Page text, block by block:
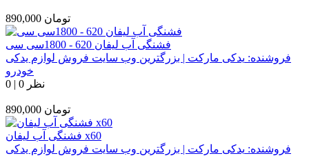
890,000 تومان
فشنگی آب لیفان 620 - 1800سی سی
فروشنده: یدکی مارکت | بزرگترین وب سایت فروش لوازم یدکی
خودرو
0 | 0 نظر
890,000 تومان
فشنگی آب لیفان x60
فروشنده: یدکی مارکت | بزرگترین وب سایت فروش لوازم یدکی